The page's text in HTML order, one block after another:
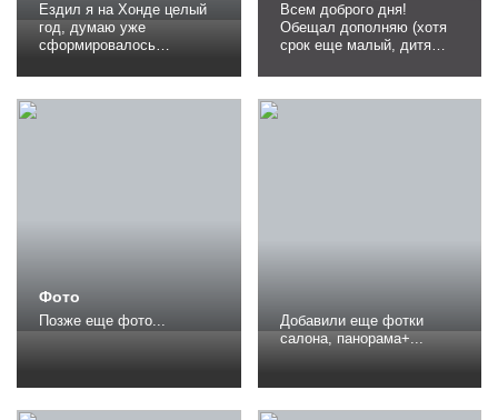
Ездил я на Хонде целый
год, думаю уже
сформировалось
этом автомобиле. Начну с
того, что машина мне
Всем доброго дня!
Обещал дополняю (хотя
срок еще малый, дитя
дальняка по Ростовским
степям я засунул
Фото
Позже еще фото...
Добавили еще фотки
салона, панорама+...